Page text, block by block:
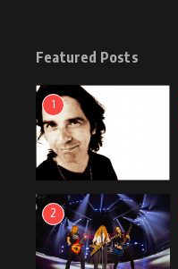
Featured Posts
1
2